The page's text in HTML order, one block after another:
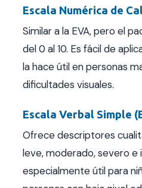
Escala Numérica de
Similar a la EVA, pero el
del 0 al 10. Es fácil de
la hace útil en personas
dificultades visuales.
Escala Verbal Simple
Ofrece descriptores
leve, moderado, severo e
especialmente útil para